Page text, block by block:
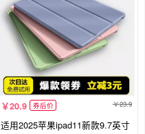
20.9 券后价 23.9
适用2025苹果ipad11新款9.7英寸